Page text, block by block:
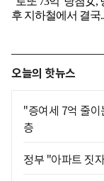
오늘의 핫뉴스
"증여세 7억 줄
층
정부 "아파트 짓